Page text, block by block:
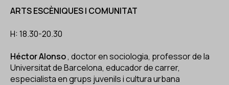
ARTS ESCÈNIQUES I COMUNITAT
H: 18.30-20.30
Héctor Alonso, doctor en sociologia, professor de la
Universitat de Barcelona, ​​educador de carrer,
especialista en grups juvenils i cultura urbana